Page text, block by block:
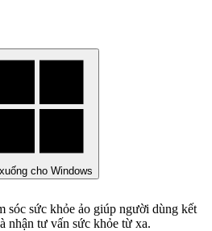
cho Windows
sóc sức khỏe ảo giúp người dùng kết
nhận tư vấn sức khỏe từ xa.